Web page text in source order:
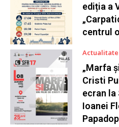
ediția a
centrul
Actualitate
„Marfa
Cristi
ecran la
Ioanei